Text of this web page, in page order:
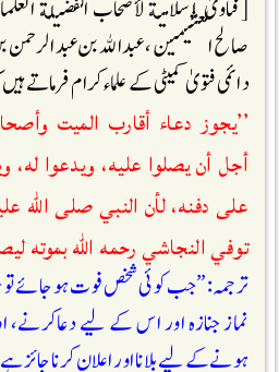
[فتاوىٰ إسلامية لأصحاب الفضيلة
صالح العثيمين، عبد الله بن عبد الرحمن بن
دائمی فتویٰ کمیٹی کے علماء کرام فرماتے
’’یجوز دعاء أقارب الميت
أجل أن يصلوا عليه، ويدعوا له،
على دفنه، لأن النبي صلى الله
توفي النجاشي رحمه الله بموته
ترجمہ: ”جب کوئی شخص فوت ہو جائے تو
نماز جنازہ اور اس کے لیے
ہونےکے لیے بلانا اور اعلان کرنا